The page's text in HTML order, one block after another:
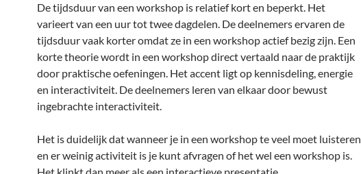
De tijdsduur van een workshop is relatief kort en beperkt. Het
varieert van een uur tot twee dagdelen. De deelnemers ervaren de
tijdsduur vaak korter omdat ze in een workshop actief bezig zijn. Een
korte theorie wordt in een workshop direct vertaald naar de praktijk
door praktische oefeningen. Het accent ligt op kennisdeling, energie
en interactiviteit. De deelnemers leren van elkaar door bewust
ingebrachte interactiviteit.
Het is duidelijk dat wanneer je in een workshop te veel moet luisteren
en er weinig activiteit is je kunt afvragen of het wel een workshop is.